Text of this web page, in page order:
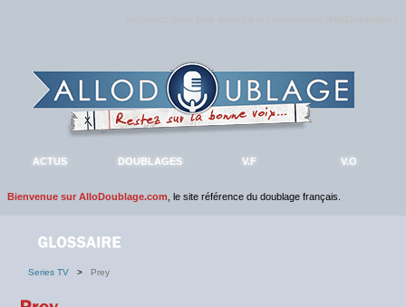
ACTUS DOUBLAGES V.F V.O
Bienvenue sur AlloDoublage.com , le site référence du doublage français.
Series TV > Prey